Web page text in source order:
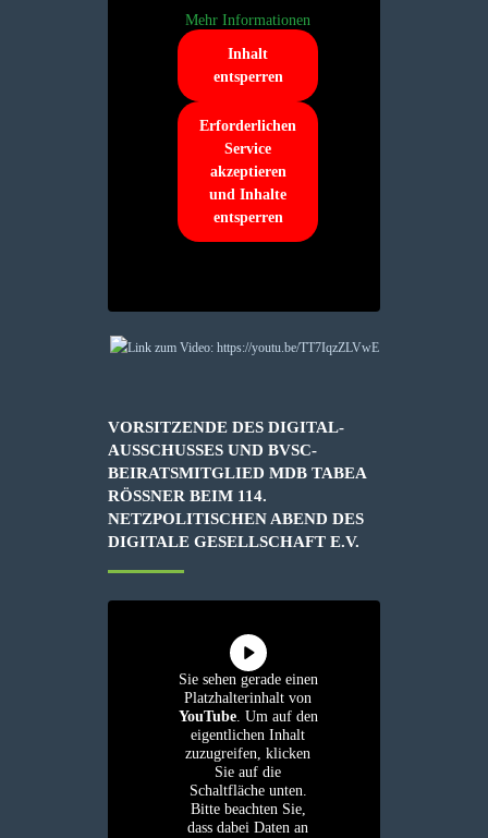
Mehr Informationen
Inhalt
entsperren
Erforderlichen
Service
akzeptieren
und Inhalte
entsperren
VORSITZENDE DES DIGITAL-
AUSSCHUSSES UND BVSC-
BEIRATSMITGLIED MDB TABEA
RÖSSNER BEIM 114. N
ETZPOLITISCHEN ABEND DES D
IGITALE GESELLSCHAFT E.V.
Sie sehen gerade einen
Platzhalterinhalt von
YouTube. Um auf den
eigentlichen Inhalt
zuzugreifen, klicken
Sie auf die
Schaltfläche unten.
Bitte beachten Sie,
dass dabei Daten an